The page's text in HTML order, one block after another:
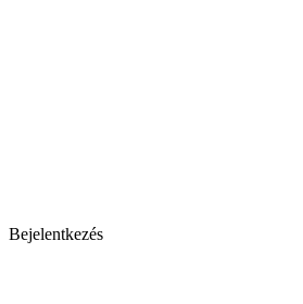
Bejelentkezés